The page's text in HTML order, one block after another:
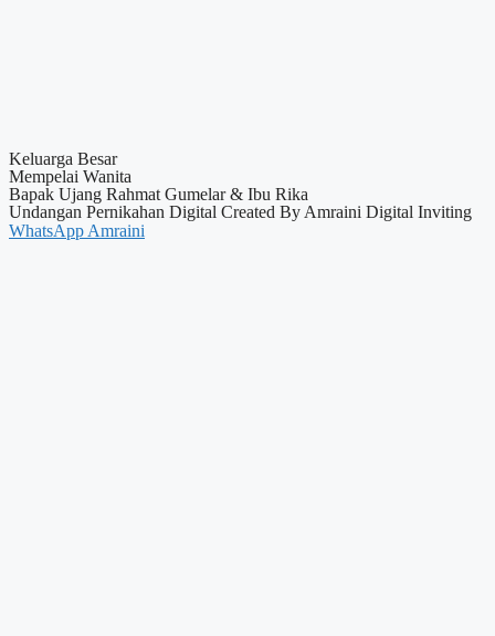
Keluarga Besar
Mempelai Wanita
Bapak Ujang Rahmat Gumelar& Ibu Rika
Undangan Pernikahan Digital Created By Amraini Digital Inviting
WhatsApp Amraini